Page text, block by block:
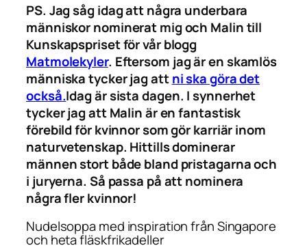
PS. Jag såg idag att några underbara
människor nominerat mig och Malin till
Kunskapspriset för vår blogg
Matmolekyler. Eftersom jag är en skamlös
människa tycker jag attni ska göra det
också.Idag är sista dagen. I synnerhet
tycker jag att Malin är en fantastisk
förebild för kvinnor som gör karriär inom
naturvetenskap. Hittills dominerar
männen stort både bland pristagarna och
i juryerna. Så passa på att nominera
några fler kvinnor!
Nudelsoppa med inspiration från Singapore
och heta fläskfrikadeller